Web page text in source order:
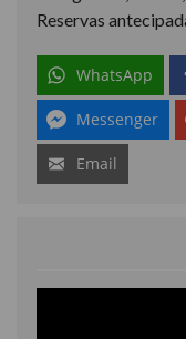
Reservas
WhatsApp
Messenger
Email